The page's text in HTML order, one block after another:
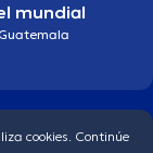
mundial
datos personales
cookies. Continúe